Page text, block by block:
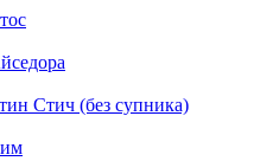
Стич (без супника)